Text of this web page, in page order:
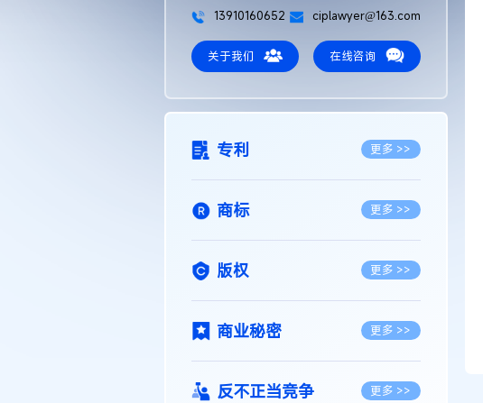
13910160652 ciplawyer@163.com
关于我们 在线咨询
专利 更多 >>
商标 更多 >>
版权 更多 >>
商业秘密 更多 >>
反不正当竞争 更多 >>